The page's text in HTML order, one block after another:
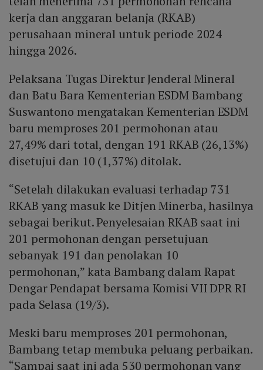
kerja dan anggaran belanja (RKAB)
perusahaan mineral untuk periode 2024
hingga 2026.
Pelaksana Tugas Direktur Jenderal Mineral
dan Batu Bara Kementerian ESDM Bambang
Suswantono mengatakan Kementerian ESDM
baru memproses 201 permohonan atau
27,49% dari total, dengan 191 RKAB (26,13%)
disetujui dan 10 (1,37%) ditolak.
“Setelah dilakukan evaluasi terhadap 731
RKAB yang masuk ke Ditjen Minerba, hasilnya
sebagai berikut. Penyelesaian RKAB saat ini
201 permohonan dengan persetujuan
sebanyak 191 dan penolakan 10
permohonan,” kata Bambang dalam Rapat
Dengar Pendapat bersama Komisi VII DPR RI
pada Selasa (19/3).
Meski baru memproses 201 permohonan,
Bambang tetap membuka peluang perbaikan.
“Sampai saat ini ada 530 permohonan yang